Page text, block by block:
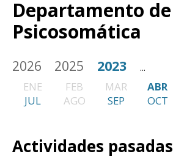
Departamento de
Psicosomática
2026 2025 2023 ...
ENE FEB MAR ABR
JUL
AGO SEP OCT
Actividades pasadas